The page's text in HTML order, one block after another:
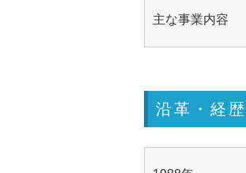
主な事業内容
沿革・経歴